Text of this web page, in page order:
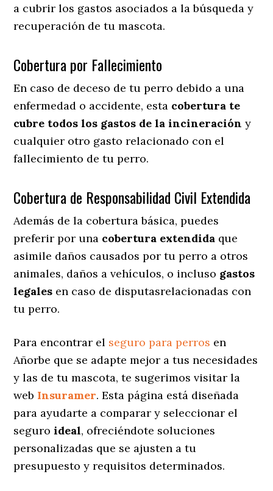
a cubrir los gastos asociados a la búsqueda y
recuperación de tu mascota.
Cobertura por Fallecimiento
En caso de deceso de tu perro debido a una
enfermedad o accidente, esta cobertura te
cubre todos los gastos de la incineración y
cualquier otro gasto relacionado con el
fallecimiento de tu perro.
Cobertura de Responsabilidad Civil Extendida
Además de la cobertura básica, puedes
preferir por una cobertura extendida que
asimile daños causados por tu perro a otros
animales, daños a vehículos, o incluso gastos
legales en caso de disputasrelacionadas con
tu perro.
Para encontrar el seguro para perros en
Añorbe que se adapte mejor a tus necesidades
y las de tu mascota, te sugerimos visitar la
web Insuramer. Esta página está diseñada
para ayudarte a comparar y seleccionar el
seguroideal, ofreciéndote soluciones
personalizadas que se ajusten a tu
presupuesto y requisitos determinados.